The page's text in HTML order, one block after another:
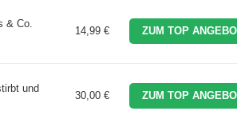
& Co.
14,99 € ZUM TOP
und
30,00 € ZUM TOP